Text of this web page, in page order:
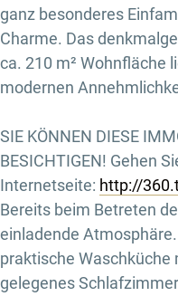
ganz besonderes
Charme. Das
ca. 210 m² Wohnfläche
modernen
SIE KÖNNEN DIESE
BESICHTIGEN! Gehen
Internetseite: http://
Bereits beim Betreten
einladende
praktische Waschküche
gelegenes